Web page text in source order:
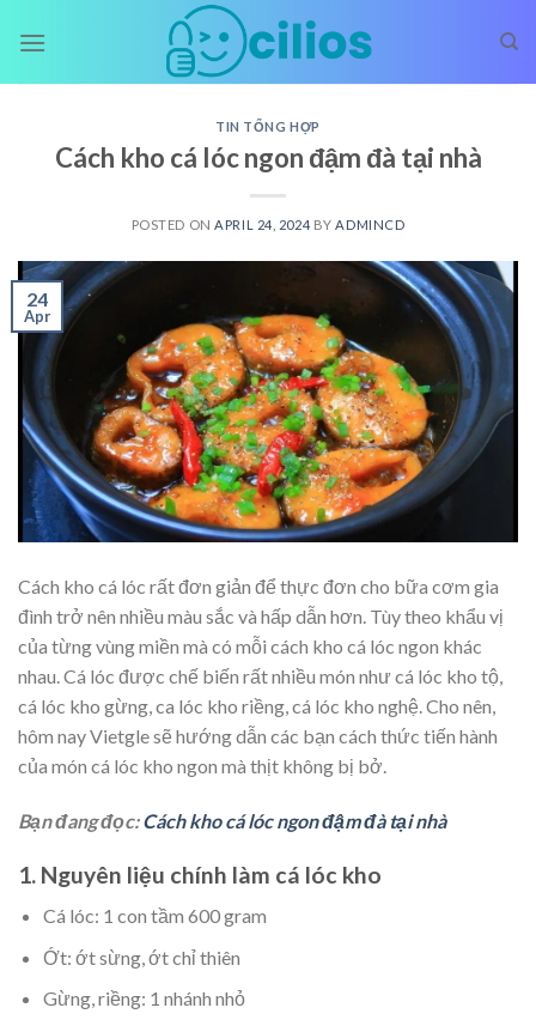
TIN TỔNG HỢP
Cách kho cá lóc ngon đậm đà tại nhà
POSTED ON APRIL 24, 2024 BY ADMINCD
24
Apr
Cách kho cá lóc rất đơn giản để thực đơn cho bữa cơm gia
đình trở nên nhiều màu sắc và hấp dẫn hơn. Tùy theo khẩu vị
của từng vùng miền mà có mỗi cách kho cá lóc ngon khác
nhau. Cá lóc được chế biến rất nhiều món như cá lóc kho tộ,
cá lóc kho gừng, ca lóc kho riềng, cá lóc kho nghệ. Cho nên,
hôm nay Vietgle sẽ hướng dẫn các bạn cách thức tiến hành
của món cá lóc kho ngon mà thịt không bị bở.
Bạn đang đọc:Cách kho cá lóc ngon đậm đà tại nhà
1. Nguyên liệu chính làm cá lóc kho
Cá lóc: 1 con tầm 600 gram
Ớt: ớt sừng, ớt chỉ thiên
Gừng, riềng: 1 nhánh nhỏ